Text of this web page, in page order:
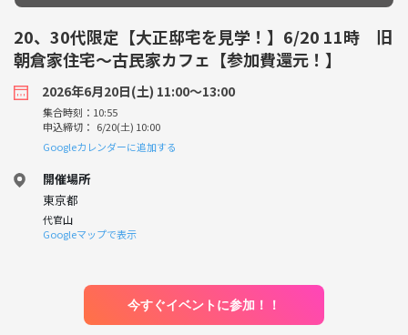
20、30代限定【大正邸宅を見学！】6/20 11時 旧
朝倉家住宅〜古民家カフェ【参加費還元！】
2026年6月20日(土) 11:00〜13:00
集合時刻：10:55
申込締切： 6/20(土) 10:00
Googleカレンダーに追加する
開催場所
東京都
代官山
Googleマップで表示
今すぐイベントに参加！！